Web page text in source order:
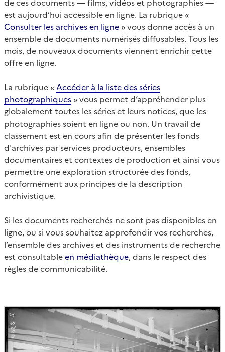
est aujourd’hui accessible en ligne. La rubrique «
Consulter les archives en ligne » vous donne accès à un
ensemble de documents numérisés diffusables. Tous les
mois, de nouveaux documents viennent enrichir cette
offre en ligne.
La rubrique « Accéder à la liste des séries
photographiques » vous permet d’appréhender plus
globalement toutes les séries et leurs notices, que les
photographies soient en ligne ou non. Un travail de
classement est en cours afin de présenter les fonds
d'archives par services producteurs, ensembles
documentaires et contextes de production et ainsi vous
permettre une exploration structurée des fonds,
conformément aux principes de la description
archivistique.
Si les documents recherchés ne sont pas disponibles en
ligne, ou si vous souhaitez approfondir vos recherches,
l’ensemble des archives et des instruments de recherche
est consultableen médiathèque, dans le respect des
règles de communicabilité.